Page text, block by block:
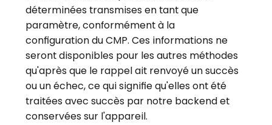
déterminées transmises en tant que
paramètre, conformément à la
configuration du CMP. Ces informations ne
seront disponibles pour les autres méthodes
qu'après que le rappel ait renvoyé un succès
ou un échec, ce qui signifie qu'elles ont été
traitées avec succès par notre backend et
conservées sur l'appareil.